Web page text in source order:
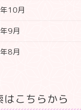
10月
9月
8月
はこちらから